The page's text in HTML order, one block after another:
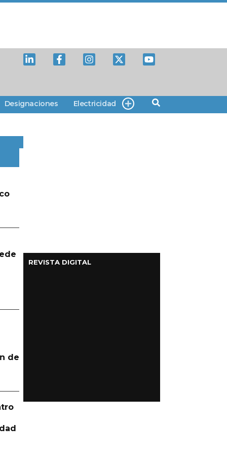
Designaciones Electricidad
de
REVISTA DIGITAL